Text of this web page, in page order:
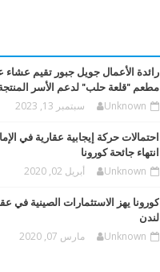
رائدة الأعمال جويل جبور تقيم
مطعم "قلعة حلب" لدعم الأسر
Unknown سبتمبر 13, 2023
احتمالات حركة إيجابية عقارية في
انتهاء جائحة كورونا
Unknown أبريل 02, 2020
كورونا يهز الاستثمارات الصينية في
لندن
Unknown مارس 07, 2020